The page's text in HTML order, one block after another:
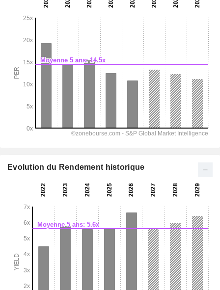
Evolution du Rendement historique